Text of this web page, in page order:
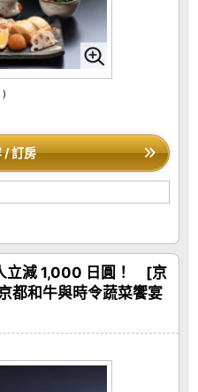
)
/ 訂房
立減 1,000 日圓！ [京
都和牛與時令蔬菜饗宴